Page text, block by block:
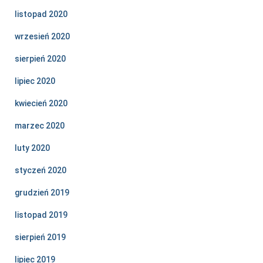
listopad 2020
wrzesień 2020
sierpień 2020
lipiec 2020
kwiecień 2020
marzec 2020
luty 2020
styczeń 2020
grudzień 2019
listopad 2019
sierpień 2019
lipiec 2019